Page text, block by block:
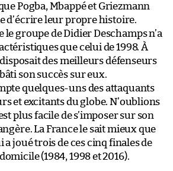
Pogba, Mbappé et Griezmann
d’écrire leur propre histoire.
le groupe de Didier Deschamps n’a
que celui de 1998. À
disposait des meilleurs défenseurs
son succès sur eux.
quelques-uns des attaquants
et excitants du globe. N’oublions
plus facile de s’imposer sur son
La France le sait mieux que
a joué trois de ces cinq finales de
(1984, 1998 et 2016).